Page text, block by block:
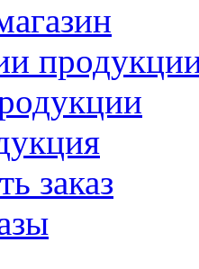
заказ